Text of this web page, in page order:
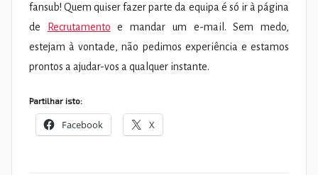
fansub! Quem quiser fazer parte da equipa é só ir à página
de
Recrutamento e mandar um e-mail. Sem medo,
estejam à vontade, não pedimos experiência e estamos
prontos a ajudar-vos a qualquer instante.
Partilhar isto:
Facebook X